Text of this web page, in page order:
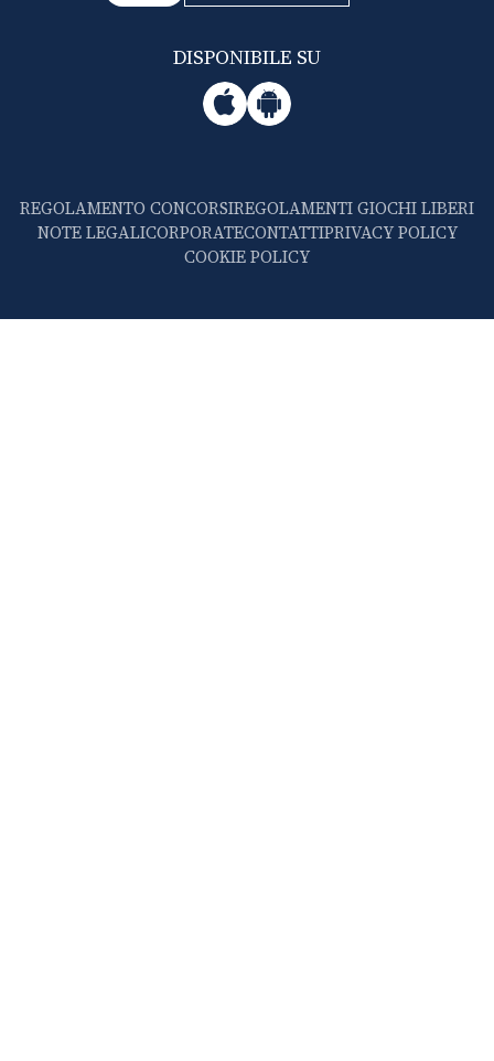
DISPONIBILE SU
REGOLAMENTO CONCORSIREGOLAMENTI GIOCHI LIBERI
NOTE LEGALICORPORATECONTATTIPRIVACY POLICY
COOKIE POLICY